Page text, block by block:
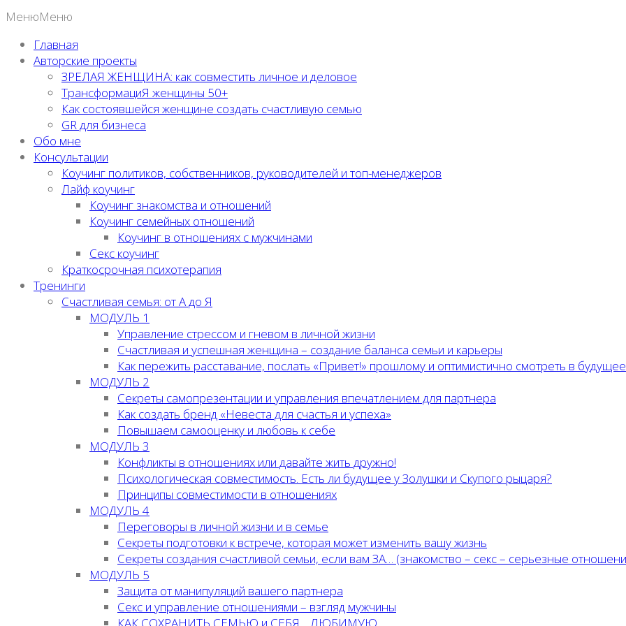
МенюМеню
Главная
Авторские проекты
ЗРЕЛАЯ ЖЕНЩИНА: как совместить личное и деловое
ТрансформациЯ женщины 50+
Как состоявшейся женщине создать счастливую семью
GR для бизнеса
Обо мне
Консультации
Коучинг политиков, собственников, руководителей и топ-менеджеров
Лайф коучинг
Коучинг знакомства и отношений
Коучинг семейных отношений
Коучинг в отношениях с мужчинами
Секс коучинг
Краткосрочная психотерапия
Тренинги
Счастливая семья: от А до Я
МОДУЛЬ 1
Управление стрессом и гневом в личной жизни
Счастливая и успешная женщина – создание баланса семьи и карьеры
Как пережить расставание, послать «Привет!» прошлому и оптимистично смотреть в будущее
МОДУЛЬ 2
Секреты самопрезентации и управления впечатлением для партнера
Как создать бренд «Невеста для счастья и успеха»
Повышаем самооценку и любовь к себе
МОДУЛЬ 3
Конфликты в отношениях или давайте жить дружно!
Психологическая совместимость. Есть ли будущее у Золушки и Скупого рыцаря?
Принципы совместимости в отношениях
МОДУЛЬ 4
Переговоры в личной жизни и в семье
Секреты подготовки к встрече, которая может изменить вашу жизнь
Секреты создания счастливой семьи, если вам ЗА… (знакомство – секс – серьезные
МОДУЛЬ 5
Защита от манипуляций вашего партнера
Секс и управление отношениями – взгляд мужчины